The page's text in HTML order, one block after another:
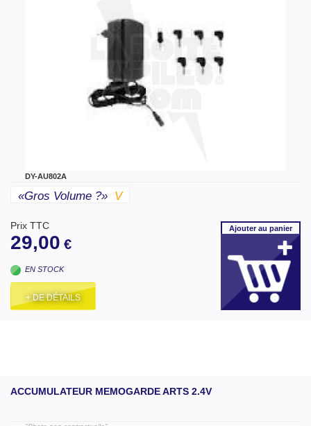
DY-AU802A
«gros Volume ?» V
Prix TTC
29,00 €
EN STOCK
+ DE DÉTAILS
Ajouterau panier
ACCUMULATEUR MEMOGARDE ARTS 2.4V